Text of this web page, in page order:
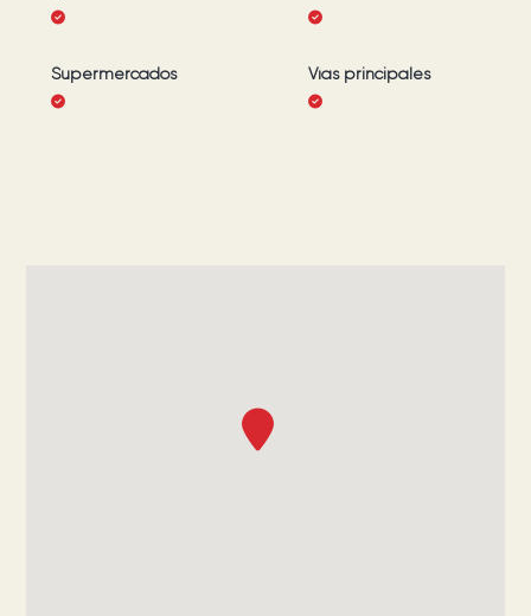
Supermercados Vías principales